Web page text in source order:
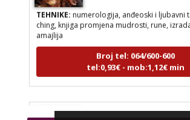
TEHNIKE:numerologija, anđeoski i ljubavni
ching, knjiga promjena mudrosti, rune,
amajlija
Broj tel: 064/600-600
tel:0,93€ - mob:1,12€ min